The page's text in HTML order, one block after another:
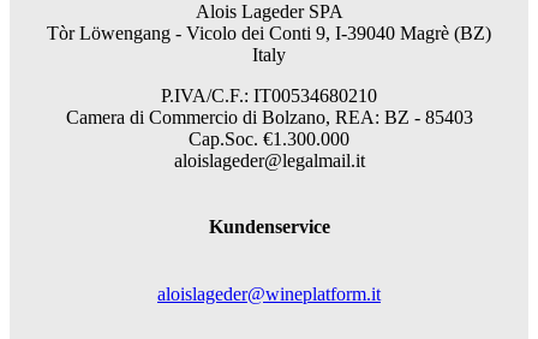
Alois Lageder SPA
Tòr Löwengang - Vicolo dei Conti 9, I-39040 Magrè (BZ)
Italy
P.IVA/C.F.: IT00534680210
Camera di Commercio di Bolzano, REA: BZ - 85403
Cap.Soc. €1.300.000
aloislageder@legalmail.it
Kundenservice
aloislageder@wineplatform.it